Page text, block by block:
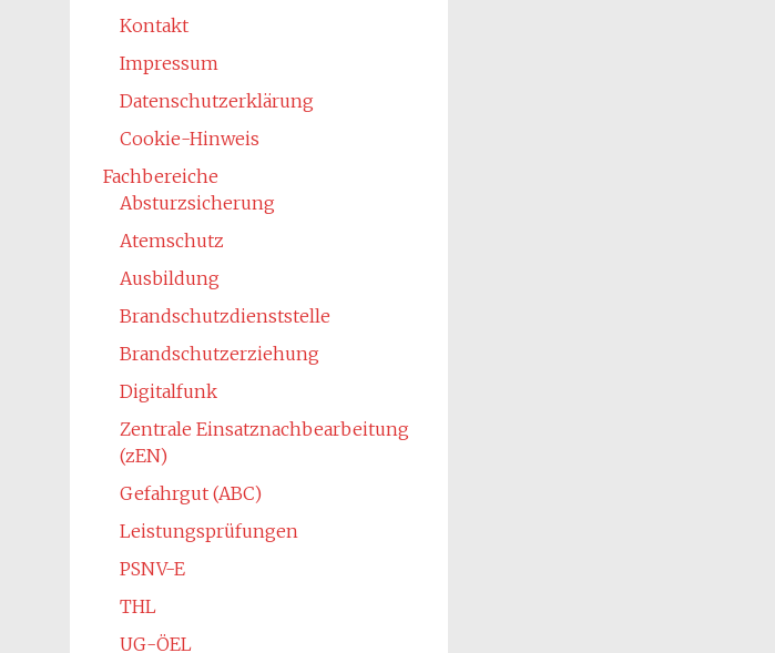
Kontakt
Impressum
Datenschutzerklärung
Cookie-Hinweis
Fachbereiche
Absturzsicherung
Atemschutz
Ausbildung
Brandschutzdienststelle
Brandschutzerziehung
Digitalfunk
Zentrale Einsatznachbearbeitung
(zEN)
Gefahrgut (ABC)
Leistungsprüfungen
PSNV-E
THL
UG-ÖEL